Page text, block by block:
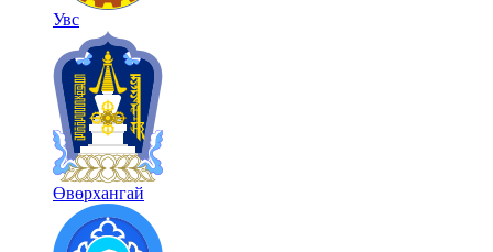
Увс
Өвөрхангай